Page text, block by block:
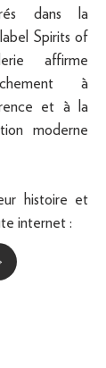
dans la
Spirits of
affirme
à
et à la
moderne
histoire et
internet :